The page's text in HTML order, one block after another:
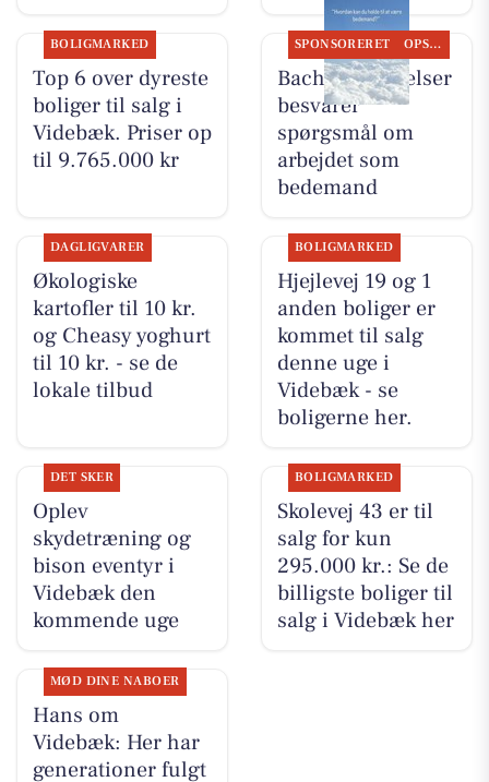
BOLIGMARKED
Top 6 over dyreste
boliger til salg i
Videbæk. Priser op
til 9.765.000 kr
SPONSORERET OPSLAGSTAVLEN
Bachs Begravelser
besvarer
spørgsmål om
arbejdet som
bedemand
DAGLIGVARER
Økologiske
kartofler til 10 kr.
og Cheasy yoghurt
til 10 kr. - se de
lokale tilbud
BOLIGMARKED
Hjejlevej 19 og 1
anden boliger er
kommet til salg
denne uge i
Videbæk - se
boligerne her.
DET SKER
Oplev
skydetræning og
bison eventyr i
Videbæk den
kommende uge
BOLIGMARKED
Skolevej 43 er til
salg for kun
295.000 kr.: Se de
billigste boliger til
salg i Videbæk her
MØD DINE NABOER
Hans om
Videbæk: Her har
generationer fulgt